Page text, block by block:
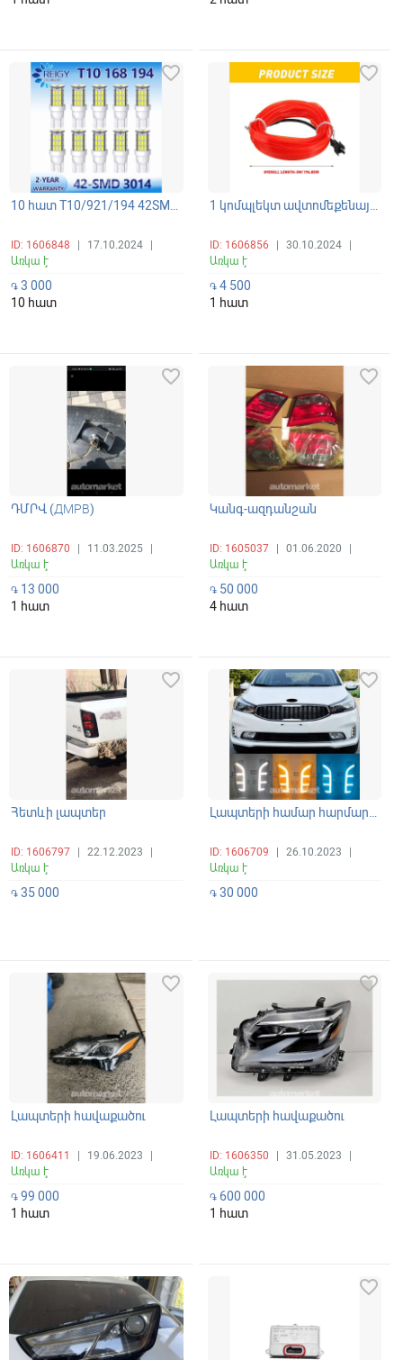
10 հատ T10/921/194 42SMD 6500K գերէներգախնայող սպիտակ պայծառ LED լամպեր 4W 1 լամպը
ID: 1606848 17.10.2024
Առկա է
favorite_border
֏ 3 000
10 հատ
1 կոմպլեկտ ավտոմեքենայի սրահի LED ժապավենային լուսավորման Lamp Bar Ինտերիերի դեկորատիվ դրվագ
ID: 1606856 30.10.2024
Առկա է
favorite_border
֏4 500
1 հատ
ԴՄՐՎ (ДМРВ)
ID: 1606870 11.03.2025
Առկա է
favorite_border
֏ 13 000
1 հատ
Կանգ-ազդանշան
ID: 1605037 01.06.2020
Առկա է
favorite_border
֏50 000
4 հատ
Հետևի լապտեր
ID: 1606797 22.12.2023
Առկա է
favorite_border
֏ 35 000
Լապտերի համար հարմարակցիչ
ID: 1606709 26.10.2023
Առկա է
favorite_border
֏30 000
Լապտերի հավաքածու
ID: 1606411 19.06.2023
Առկա է
favorite_border
֏ 99 000
1 հատ
Լապտերի հավաքածու
ID: 1606350 31.05.2023
Առկա է
favorite_border
֏600 000
1 հատ
favorite_border favorite_border